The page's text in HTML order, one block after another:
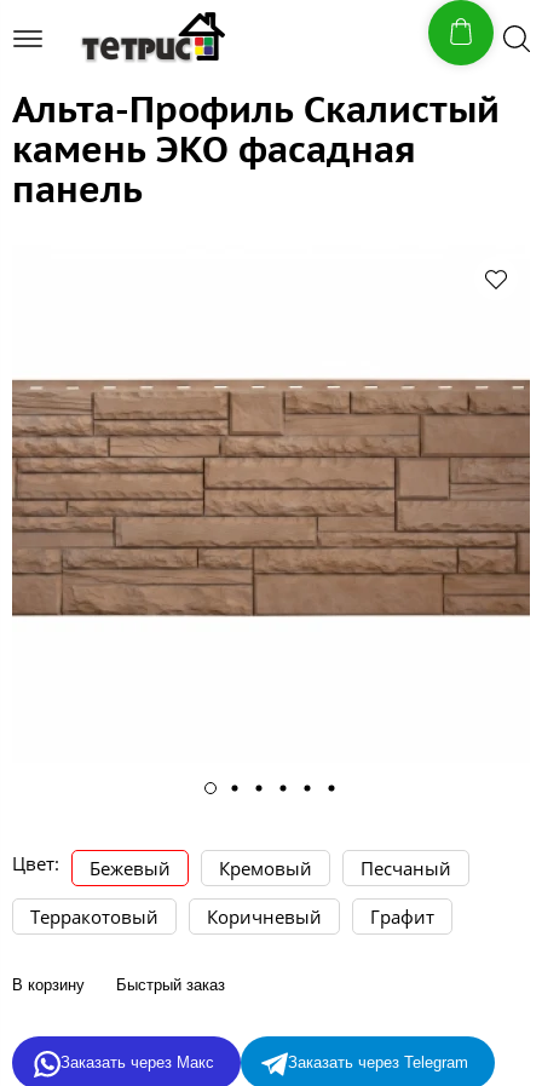
Альта-Профиль Скалистый
камень ЭКО фасадная
панель
Цвет: Бежевый Кремовый
Песчаный
Терракотовый
Коричневый Графит
В корзину Быстрый заказ
Заказать через Макс Заказать через Telegram